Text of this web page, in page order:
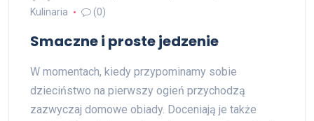
Kulinaria
(0)
Smaczne i proste jedzenie
W momentach, kiedy przypominamy sobie
dzieciństwo na pierwszy ogień przychodzą
zazwyczaj domowe obiady. Doceniają je także